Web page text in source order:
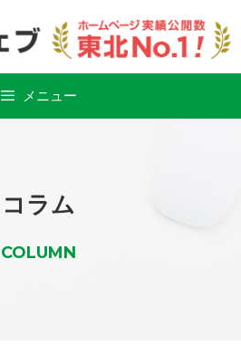
メニュー
コラム
COLUMN